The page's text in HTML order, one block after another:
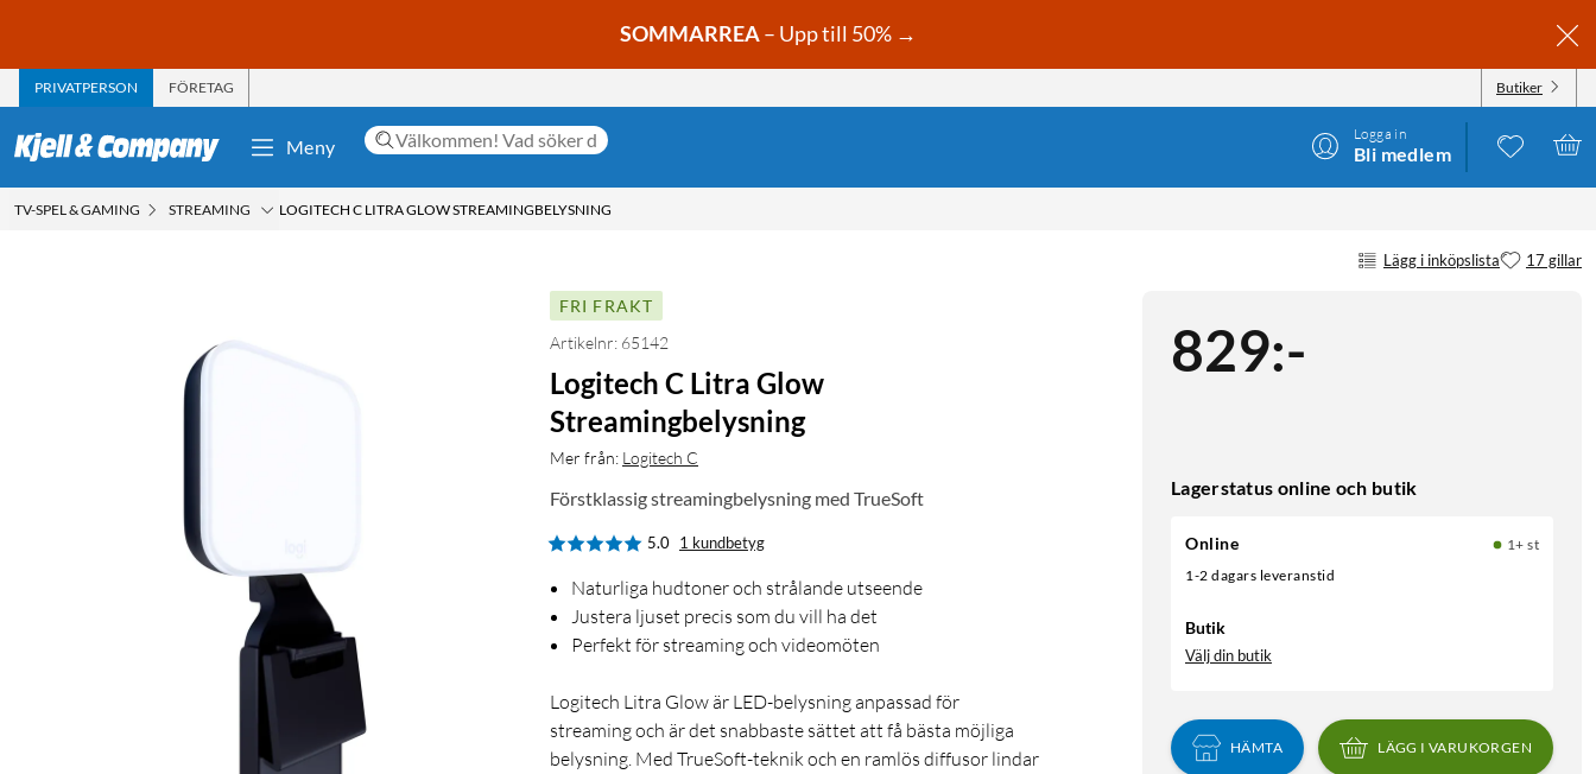
SOMMARREA– Upp till 50% →
PRIVATPERSON FÖRETAG Butiker
Meny
Logga in
Bli medlem
TV-SPEL & GAMING STREAMING LOGITECH C LITRA GLOW STREAMINGBELYSNING
Lägg i inköpslista 17 gillar
829:-
Lagerstatus online och butik
Online
1+ st
1-2 dagars leveranstid
Butik
Välj din butik
HÄMTA LÄGG I VARUKORGEN
FRI FRAKT
Artikelnr: 65142
Logitech C Litra Glow
Streamingbelysning
Mer från: Logitech C
Förstklassig streamingbelysning med TrueSoft
5.0 1 kundbetyg
Naturliga hudtoner och strålande utseende
Justera ljuset precis som du vill ha det
Perfekt för streaming och videomöten
Logitech Litra Glow är LED-belysning anpassad för
streaming och är det snabbaste sättet att få bästa möjliga
belysning. Med TrueSoft-teknik och en ramlös diffusor lindar